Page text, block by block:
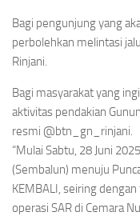
Bagi pengunjung yang
perbolehkan melintasi
Rinjani.
Bagi masyarakat yang
aktivitas pendakian
resmi @btn_gn_rinjani.
“Mulai Sabtu, 28 Juni
(Sembalun) menuju
KEMBALI, seiring
operasi SAR di Cemara